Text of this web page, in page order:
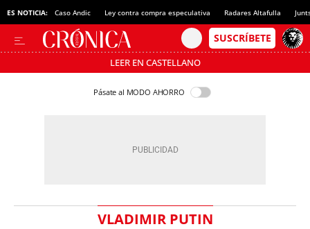
ES NOTICIA: Caso Andic Ley contra compra especulativa Radares Altafulla
LEER EN CASTELLANO
Pásate al MODO AHORRO
VLADIMIR PUTIN